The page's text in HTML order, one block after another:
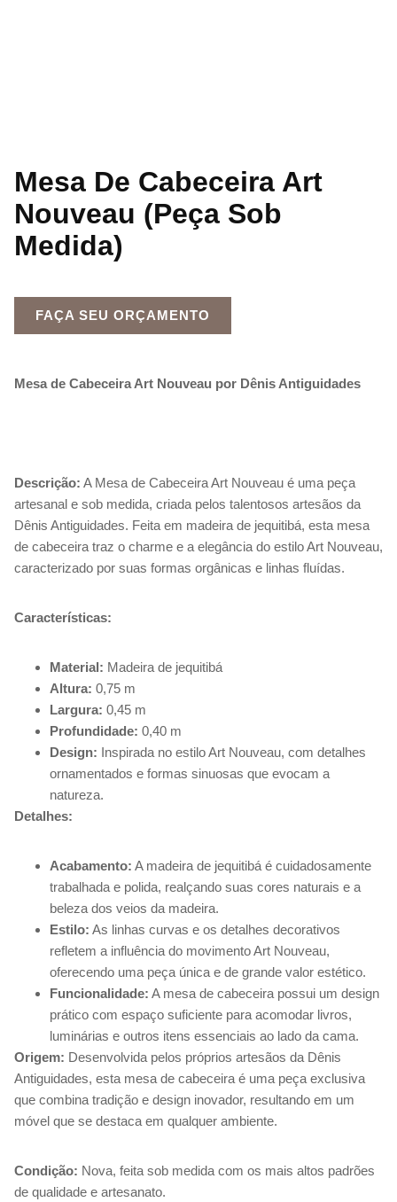
Mesa De Cabeceira Art
Nouveau (Peça Sob
Medida)
FAÇA SEU ORÇAMENTO
Mesa de Cabeceira Art Nouveau por Dênis Antiguidades
Descrição: A Mesa de Cabeceira Art Nouveau é uma peça
artesanal e sob medida, criada pelos talentosos artesãos da
Dênis Antiguidades. Feita em madeira de jequitibá, esta mesa
de cabeceira traz o charme e a elegância do estilo Art Nouveau,
caracterizado por suas formas orgânicas e linhas fluídas.
Características:
Material: Madeira de jequitibá
Altura: 0,75 m
Largura: 0,45 m
Profundidade: 0,40 m
Design: Inspirada no estilo Art Nouveau, com detalhes
ornamentados e formas sinuosas que evocam a
natureza.
Detalhes:
Acabamento: A madeira de jequitibá é cuidadosamente
trabalhada e polida, realçando suas cores naturais e a
beleza dos veios da madeira.
Estilo: As linhas curvas e os detalhes decorativos
refletem a influência do movimento Art Nouveau,
oferecendo uma peça única e de grande valor estético.
Funcionalidade: A mesa de cabeceira possui um design
prático com espaço suficiente para acomodar livros,
luminárias e outros itens essenciais ao lado da cama.
Origem: Desenvolvida pelos próprios artesãos da Dênis
Antiguidades, esta mesa de cabeceira é uma peça exclusiva
que combina tradição e design inovador, resultando em um
móvel que se destaca em qualquer ambiente.
Condição: Nova, feita sob medida com os mais altos padrões
de qualidade e artesanato.